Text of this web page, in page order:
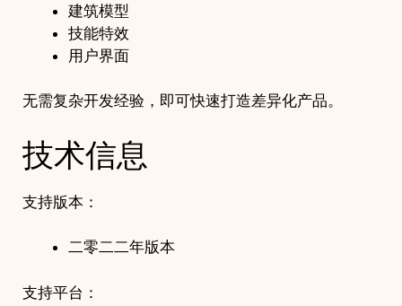
建筑模型
技能特效
用户界面
无需复杂开发经验，即可快速打造差异化产品。
技术信息
支持版本：
二零二二年版本
支持平台：